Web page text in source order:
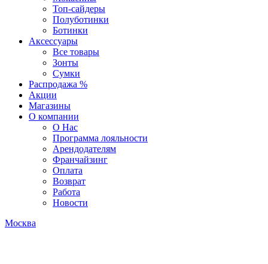
Топ-сайдеры
Полуботинки
Ботинки
Аксессуары
Все товары
Зонты
Сумки
Распродажа %
Акции
Магазины
О компании
О Нас
Программа лояльности
Арендодателям
Франчайзинг
Оплата
Возврат
Работа
Новости
Москва